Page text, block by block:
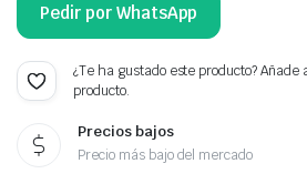
Pedir por WhatsApp
¿Te ha gustado este producto? Añade
producto.
Precios bajos
Precio más bajo del mercado